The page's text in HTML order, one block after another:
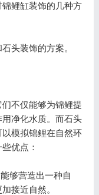
鲤缸装饰的几种方
头装饰的方案。
不仅能够为锦鲤提
净化水质。而石头
模拟锦鲤在自然环
优点：
够营造出一种自
接近自然。